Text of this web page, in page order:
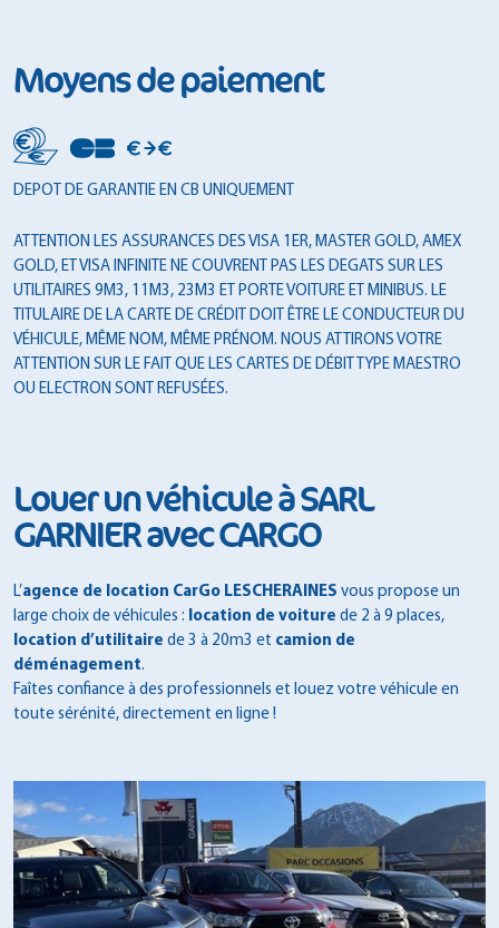
Moyens de paiement
DEPOT DE GARANTIE EN CB UNIQUEMENT
ATTENTION LES ASSURANCES DES VISA 1ER, MASTER GOLD, AMEX
GOLD, ET VISA INFINITE NE COUVRENT PAS LES DEGATS SUR LES
UTILITAIRES 9M3, 11M3, 23M3 ET PORTE VOITURE ET MINIBUS. LE
TITULAIRE DE LA CARTE DE CRÉDIT DOIT ÊTRE LE CONDUCTEUR DU
VÉHICULE, MÊME NOM, MÊME PRÉNOM. NOUS ATTIRONS VOTRE
ATTENTION SUR LE FAIT QUE LES CARTES DE DÉBIT TYPE MAESTRO
OU ELECTRON SONT REFUSÉES.
Louer un véhicule à SARL
GARNIER avec CARGO
L’agence de location CarGo LESCHERAINES vous propose un
large choix de véhicules : location de voiture de 2 à 9 places,
location d’utilitaire de 3 à 20m3 et camion de
déménagement.
Faîtes confiance à des professionnels et louez votre véhicule en
toute sérénité, directement en ligne !